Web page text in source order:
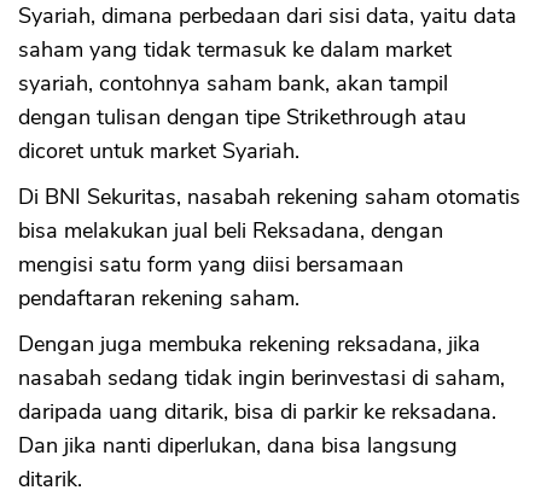
Syariah, dimana perbedaan dari sisi data, yaitu data
saham yang tidak termasuk ke dalam market
syariah, contohnya saham bank, akan tampil
dengan tulisan dengan tipe Strikethrough atau
dicoret untuk market Syariah.
Di BNI Sekuritas, nasabah rekening saham otomatis
bisa melakukan jual beli Reksadana, dengan
mengisi satu form yang diisi bersamaan
pendaftaran rekening saham.
Dengan juga membuka rekening reksadana, jika
nasabah sedang tidak ingin berinvestasi di saham,
daripada uang ditarik, bisa di parkir ke reksadana.
Dan jika nanti diperlukan, dana bisa langsung
ditarik.